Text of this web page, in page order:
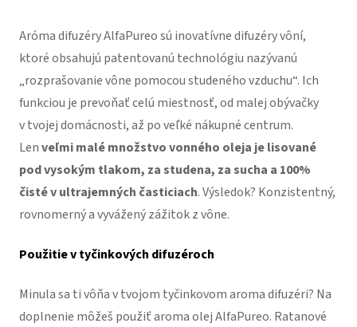
Aróma difuzéry AlfaPureo sú inovatívne difuzéry vôní,
ktoré obsahujú patentovanú technológiu nazývanú
„rozprašovanie vône pomocou studeného vzduchu“. Ich
funkciou je prevoňať celú miestnosť, od malej obývačky
v tvojej domácnosti, až po veľké nákupné centrum.
Lenveľmi malé množstvo vonného oleja je lisované
pod vysokým tlakom, za studena, za sucha a 100%
čisté v ultrajemných časticiach. Výsledok? Konzistentný,
rovnomerný a vyvážený zážitok z vône.
Použitie v tyčinkových difuzéroch
Minula sa ti vôňa v tvojom tyčinkovom aroma difuzéri? Na
doplnenie môžeš použiť aroma olej AlfaPureo. Ratanové